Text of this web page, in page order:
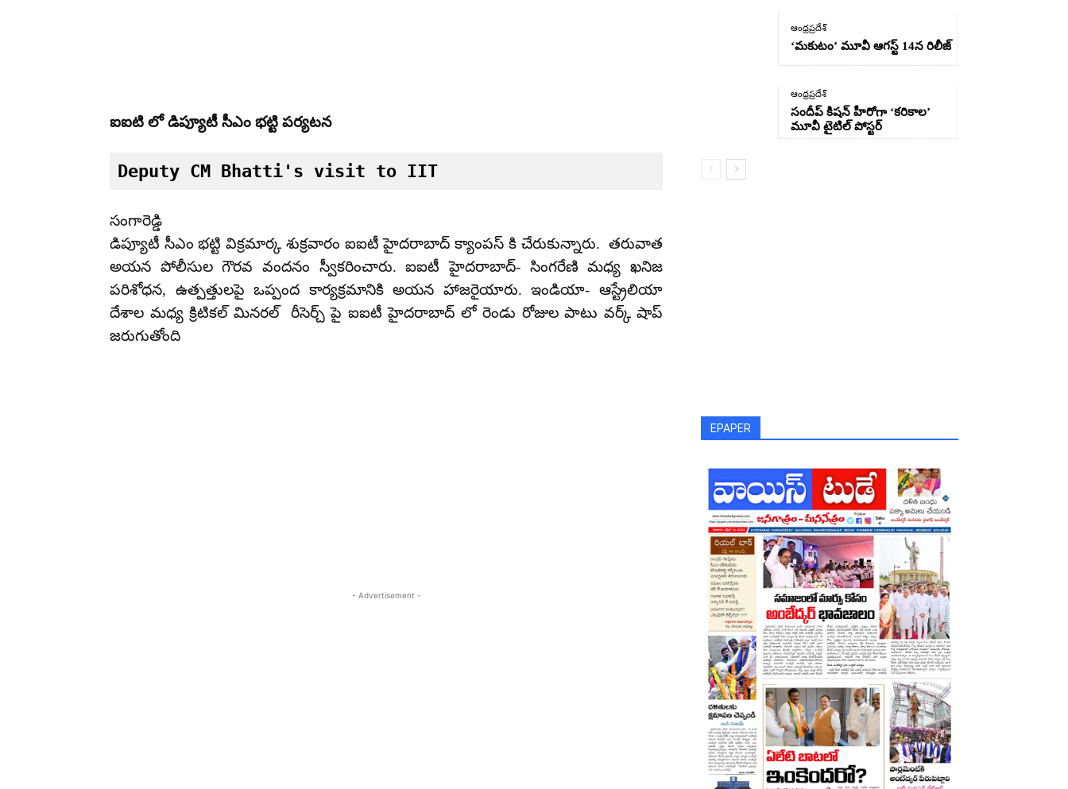
ఐఐటి లో డిప్యూటీ సీఎం భట్టి పర్యటన
Deputy CM Bhatti's visit to IIT
సంగారెడ్డి
డిప్యూటీ సీఎం భట్టి విక్రమార్క శుక్రవారం ఐఐటీ హైదరాబాద్ క్యాంపస్ కి చేరుకున్నారు. తరువాత
అయన పోలీసుల గౌరవ వందనం స్వీకరించారు. ఐఐటీ హైదరాబాద్- సింగరేణి మధ్య ఖనిజ
పరిశోధన, ఉత్పత్తులపై ఒప్పంద కార్యక్రమానికి అయన హాజరైయారు. ఇండియా- ఆస్ట్రేలియా
దేశాల మధ్య క్రిటికల్ మినరల్ రీసెర్చ్ పై ఐఐటీ హైదరాబాద్ లో రెండు రోజుల పాటు వర్క్ షాప్
జరుగుతోంది
- Advertisement -
ఆంధ్రప్రదేశ్
‘మకుటం’ మూవీ ఆగస్ట్ 14న రిలీజ్
ఆంధ్రప్రదేశ్
సందీప్ కిషన్ హీరోగా ‘కరికాల’
మూవీ టైటిల్ పోస్టర్
EPAPER